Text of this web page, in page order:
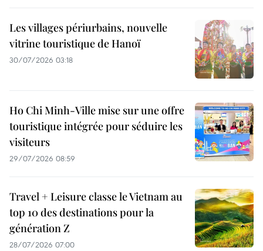
Les villages périurbains, nouvelle
vitrine touristique de Hanoï
30/07/2026 03:18
Ho Chi Minh-Ville mise sur une offre
touristique intégrée pour séduire les
visiteurs
29/07/2026 08:59
Travel + Leisure classe le Vietnam au
top 10 des destinations pour la
génération Z
28/07/2026 07:00